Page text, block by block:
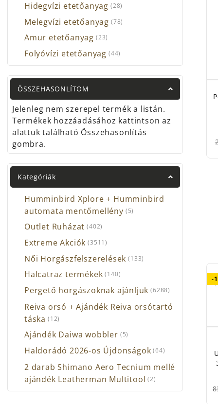
Hidegvízi etetőanyag (28)
Melegvízi etetőanyag (78)
Amur etetőanyag (23)
Folyóvízi etetőanyag (44)
ÖSSZEHASONLÍTOM
Jelenleg nem szerepel termék a listán.
Termékek hozzáadásához kattintson az
alattuk található Összehasonlítás
gombra.
Kategóriák
Humminbird Xplore + Humminbird
automata mentőmellény (5)
Outlet Ruházat (402)
Extreme Akciók (3511)
Női Horgászfelszerelések (133)
Halcatraz termékek (140)
Pergető horgászoknak ajánljuk (6288)
Reiva orsó + Ajándék Reiva orsótartó
táska (12)
Ajándék Daiwa wobbler (5)
Haldorádó 2026-os Újdonságok (64)
2 darab Shimano Aero Tecnium mellé
ajándék Leatherman Multitool (2)
-